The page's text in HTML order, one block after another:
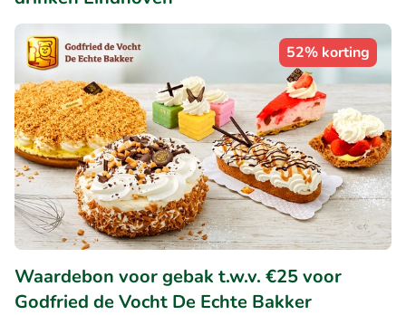
52% korting
Waardebon voor gebak t.w.v. €25 voor
Godfried de Vocht De Echte Bakker